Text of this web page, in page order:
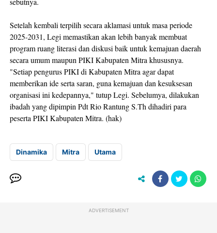
Setelah kembali terpilih secara aklamasi untuk masa periode
2025-2031, Legi memastikan akan lebih banyak membuat
program ruang literasi dan diskusi baik untuk kemajuan daerah
secara umum maupun PIKI Kabupaten Mitra khususnya.
"Setiap pengurus PIKI di Kabupaten Mitra agar dapat
memberikan ide serta saran, guna kemajuan dan kesuksesan
organisasi ini kedepannya," tutup Legi. Sebelumya, dilakukan
ibadah yang dipimpin Pdt Rio Rantung S.Th dihadiri para
peserta PIKI Kabupaten Mitra. (hak)
Dinamika Mitra Utama
ADVERTISEMENT